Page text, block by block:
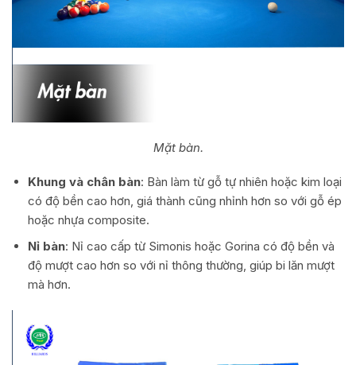
Mặt bàn.
Khung và chân bàn: Bàn làm từ gỗ tự nhiên hoặc kim loại
có độ bền cao hơn, giá thành cũng nhỉnh hơn so với gỗ ép
hoặc nhựa composite.
Nỉ bàn: Nỉ cao cấp từ Simonis hoặc Gorina có độ bền và
độ mượt cao hơn so với nỉ thông thường, giúp bi lăn mượt
mà hơn.